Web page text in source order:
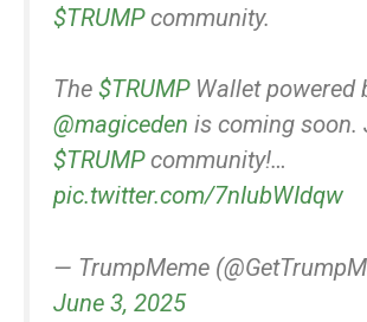
$TRUMPcommunity.
The $TRUMPWallet powered
@magiceden is coming soon.
$TRUMPcommunity!…
pic.twitter.com/7nIubWIdqw
— TrumpMeme
June 3, 2025